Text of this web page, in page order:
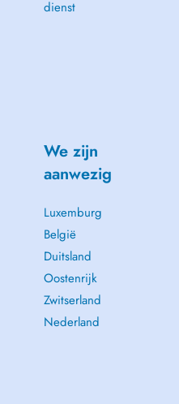
dienst
We zijn
aanwezig
Luxemburg
België
Duitsland
Oostenrijk
Zwitserland
Nederland